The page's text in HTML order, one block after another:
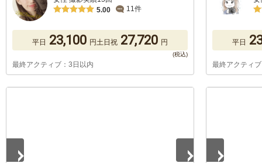
5.00
11件
平日 23,100 円土日祝 27,720 円
最終アクティブ：3日以内
平日
最終アクティ